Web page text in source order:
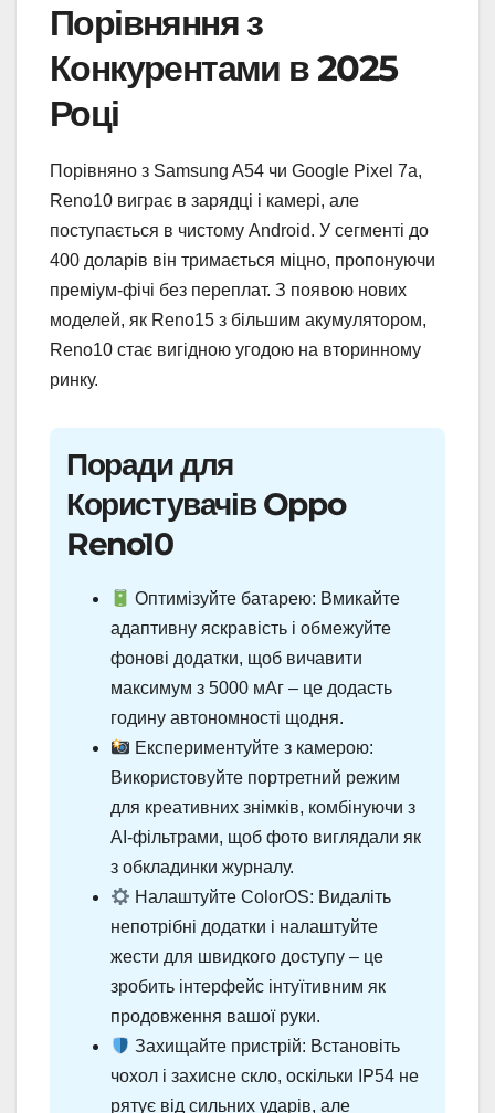
Порівняння з
Конкурентами в 2025
Році
Порівняно з Samsung A54 чи Google Pixel 7a,
Reno10 виграє в зарядці і камері, але
поступається в чистому Android. У сегменті до
400 доларів він тримається міцно, пропонуючи
преміум-фічі без переплат. З появою нових
моделей, як Reno15 з більшим акумулятором,
Reno10 стає вигідною угодою на вторинному
ринку.
Поради для
Користувачів Oppo
Reno10
Оптимізуйте батарею: Вмикайте
адаптивну яскравість і обмежуйте
фонові додатки, щоб вичавити
максимум з 5000 мАг – це додасть
годину автономності щодня.
Експериментуйте з камерою:
Використовуйте портретний режим
для креативних знімків, комбінуючи з
AI-фільтрами, щоб фото виглядали як
з обкладинки журналу.
Налаштуйте ColorOS: Видаліть
непотрібні додатки і налаштуйте
жести для швидкого доступу – це
зробить інтерфейс інтуїтивним як
продовження вашої руки.
Захищайте пристрій: Встановіть
чохол і захисне скло, оскільки IP54 не
рятує від сильних ударів, але